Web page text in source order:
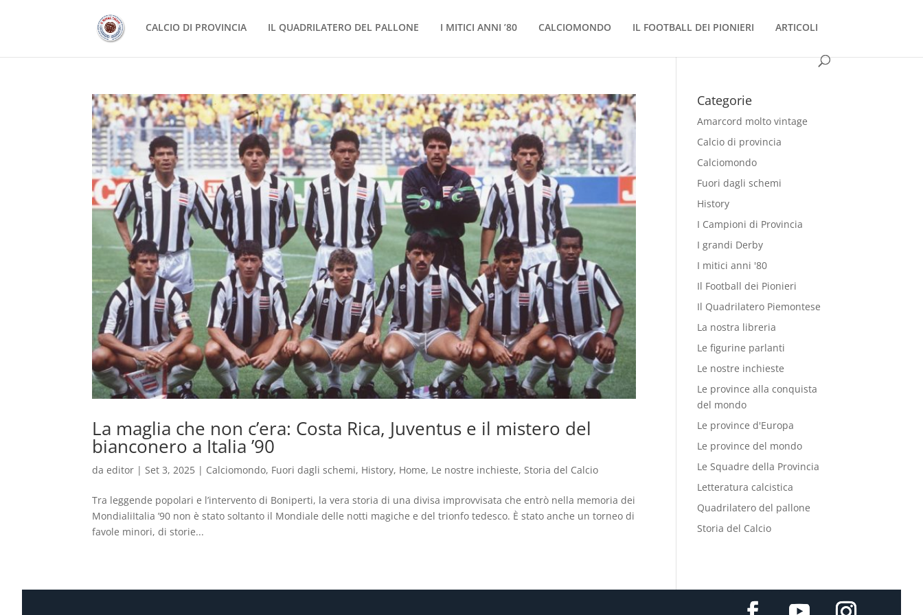
CALCIO DI PROVINCIA IL QUADRILATERO DEL PALLONE I MITICI ANNI ’80 CALCIOMONDO IL FOOTBALL DEI PIONIERI ARTICOLI
La maglia che non c’era: Costa Rica, Juventus e il mistero del
bianconero a Italia ’90
daeditor |Set 3, 2025 | Calciomondo, Fuori dagli schemi, History, Home, Le nostre inchieste,Storia del Calcio
Tra leggende popolari e l’intervento di Boniperti, la vera storia di una divisa improvvisata che entrò nella memoria dei
MondialiItalia ’90 non è stato soltanto il Mondiale delle notti magiche e del trionfo tedesco. È stato anche un torneo di
favole minori, di storie...
Categorie
Amarcord molto vintage
Calcio di provincia
Calciomondo
Fuori dagli schemi
History
I Campioni di Provincia
I grandi Derby
I mitici anni '80
Il Football dei Pionieri
Il Quadrilatero Piemontese
La nostra libreria
Le figurine parlanti
Le nostre inchieste
Le province alla conquista
del mondo
Le province d'Europa
Le province del mondo
Le Squadre della Provincia
Letteratura calcistica
Quadrilatero del pallone
Storia del Calcio